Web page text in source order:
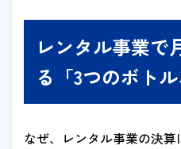
レンタル事業で
る「3つのボトル
なぜ、レンタル事業の決